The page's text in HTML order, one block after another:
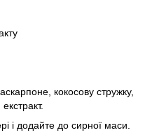
кокосову стружку,
і додайте до сирної маси.